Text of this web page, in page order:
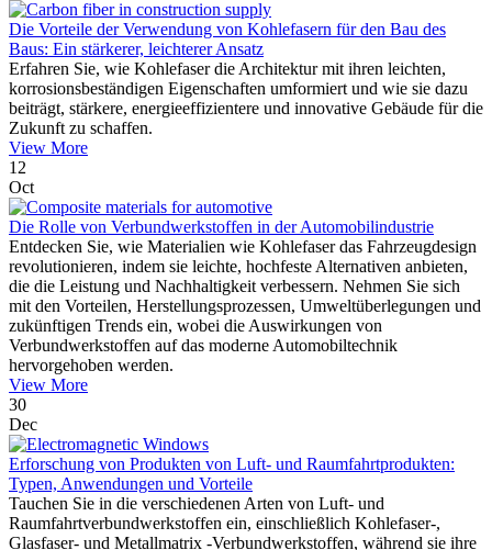
Die Vorteile der Verwendung von Kohlefasern für den Bau des
Baus: Ein stärkerer, leichterer Ansatz
Erfahren Sie, wie Kohlefaser die Architektur mit ihren leichten,
korrosionsbeständigen Eigenschaften umformiert und wie sie dazu
beiträgt, stärkere, energieeffizientere und innovative Gebäude für die
Zukunft zu schaffen.
View More
12
Oct
Die Rolle von Verbundwerkstoffen in der Automobilindustrie
Entdecken Sie, wie Materialien wie Kohlefaser das Fahrzeugdesign
revolutionieren, indem sie leichte, hochfeste Alternativen anbieten,
die die Leistung und Nachhaltigkeit verbessern. Nehmen Sie sich
mit den Vorteilen, Herstellungsprozessen, Umweltüberlegungen und
zukünftigen Trends ein, wobei die Auswirkungen von
Verbundwerkstoffen auf das moderne Automobiltechnik
hervorgehoben werden.
View More
30
Dec
Erforschung von Produkten von Luft- und Raumfahrtprodukten:
Typen, Anwendungen und Vorteile
Tauchen Sie in die verschiedenen Arten von Luft- und
Raumfahrtverbundwerkstoffen ein, einschließlich Kohlefaser-,
Glasfaser- und Metallmatrix -Verbundwerkstoffen, während sie ihre